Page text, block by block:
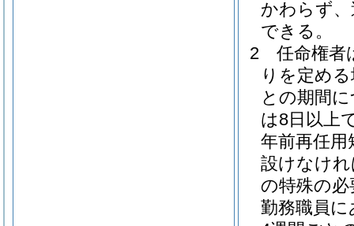
かわらず
できる。
2
任命権者
りを定め
との期間
は8日以上
年前再任用
設けなけ
の特殊の必
勤務職員に